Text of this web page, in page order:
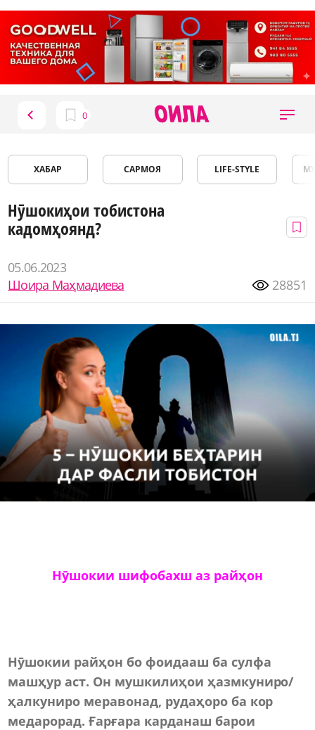
ХАБАР САРМОЯ LIFE-STYLE
Нӯшокиҳои тобистона
кадомҳоянд?
05.06.2023
Шоира Маҳмадиева
28851
Нӯшокии шифобахш аз райҳон
Нӯшокии райҳон бо фоидааш ба сулфа
машҳур аст. Он мушкилиҳои ҳазмкуниро/
ҳалкуниро меравонад, рудаҳоро ба кор
медарорад. Ғарғара карданаш барои